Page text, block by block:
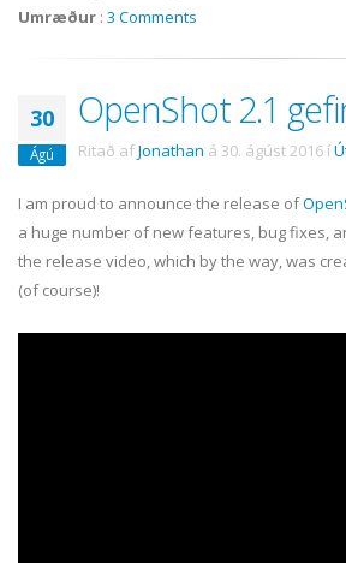
Umræður : 3 Comments
30
Ágú
OpenShot 2.1
Ritað afJonathan á 30. ágúst 2016 í
I am proud to announce the release of
a huge number of new features, bug fixes,
the release video, which by the way, was
(of course)!